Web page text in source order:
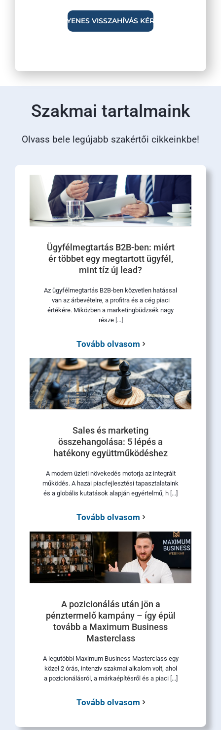
Szakmai tartalmaink
Olvass bele legújabb szakértői cikkeinkbe!
Ügyfélmegtartás B2B-ben: miért
ér többet egy megtartott ügyfél,
mint tíz új lead?
Az ügyfélmegtartás B2B-ben közvetlen hatással
van az árbevételre, a profitra és a cég piaci
értékére. Miközben a marketingbüdzsék nagy
része [...]
Tovább olvasom
Sales és marketing
összehangolása: 5 lépés a
hatékony együttműködéshez
A modern üzleti növekedés motorja az integrált
működés. A hazai piacfejlesztési tapasztalataink
és a globális kutatások alapján egyértelmű, h [...]
Tovább olvasom
A pozicionálás után jön a
pénztermelő kampány – így épül
tovább a Maximum Business
Masterclass
A legutóbbi Maximum Business Masterclass egy
közel 2 órás, intenzív szakmai alkalom volt, ahol
a pozicionálásról, a márkaépítésről és a piaci [...]
Tovább olvasom